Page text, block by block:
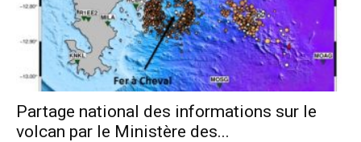
Partage national des informations sur le
volcan par le Ministère des...